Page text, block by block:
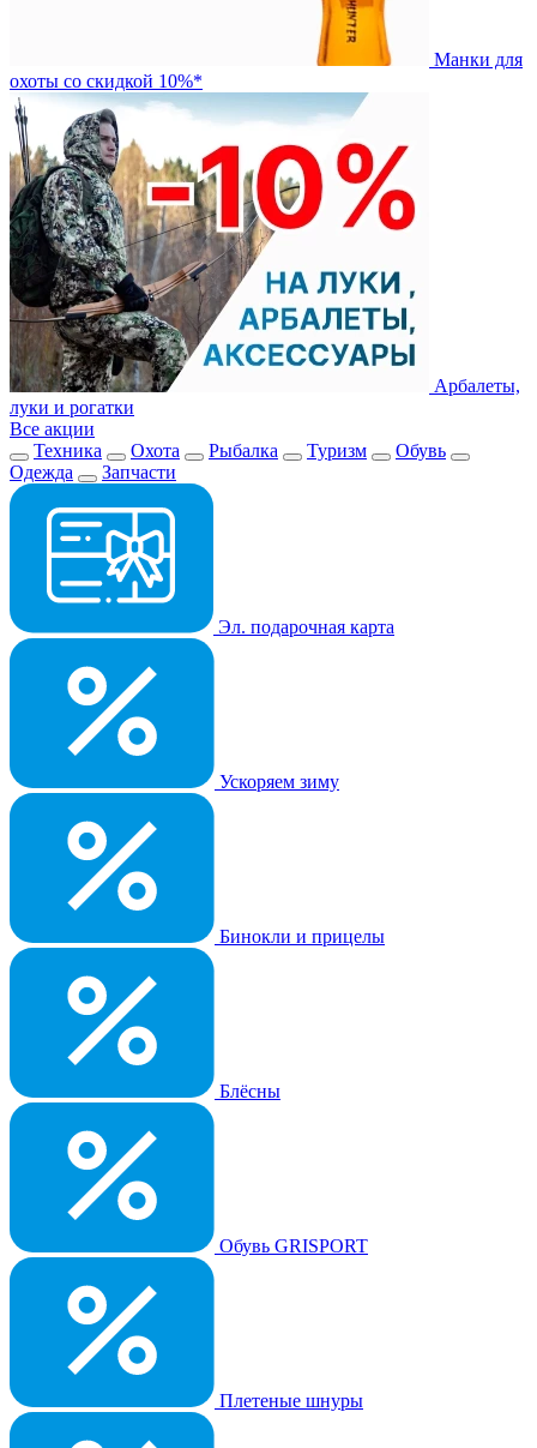
Манки для
охоты со скидкой 10%*
Арбалеты,
луки и рогатки
Все акции
Техника
Охота Рыбалка Туризм
Обувь
Одежда
Запчасти
Эл. подарочная карта
Ускоряем зиму
Бинокли и прицелы
Блёсны
Обувь GRISPORT
Плетеные шнуры